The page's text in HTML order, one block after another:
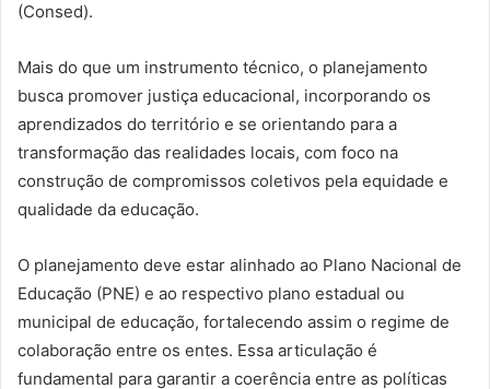
(Consed).
Mais do que um instrumento técnico, o planejamento
busca promover justiça educacional, incorporando os
aprendizados do território e se orientando para a
transformação das realidades locais, com foco na
construção de compromissos coletivos pela equidade e
qualidade da educação.
O planejamento deve estar alinhado ao Plano Nacional de
Educação (PNE) e ao respectivo plano estadual ou
municipal de educação, fortalecendo assim o regime de
colaboração entre os entes. Essa articulação é
fundamental para garantir a coerência entre as políticas